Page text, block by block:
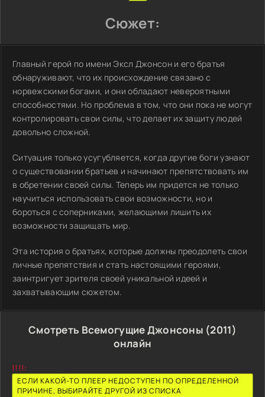
Сюжет:
Главный герой по имени Эксл Джонсон и его братья
обнаруживают, что их происхождение связано с
норвежскими богами, и они обладают невероятными
способностями. Но проблема в том, что они пока не могут
контролировать свои силы, что делает их защиту людей
довольно сложной.
Ситуация только усугубляется, когда другие боги узнают
о существовании братьев и начинают препятствовать им
в обретении своей силы. Теперь им придется не только
научиться использовать свои возможности, но и
бороться с соперниками, желающими лишить их
возможности защищать мир.
Эта история о братьях, которые должны преодолеть свои
личные препятствия и стать настоящими героями,
заинтригует зрителя своей уникальной идеей и
захватывающим сюжетом.
Смотреть Всемогущие Джонсоны (2011)
онлайн
!!!!:
ЕСЛИ КАКОЙ-ТО ПЛЕЕР НЕДОСТУПЕН ПО ОПРЕДЕЛЕННОЙ
ПРИЧИНЕ, ВЫБИРАЙТЕ ДРУГОЙ ИЗ СПИСКА